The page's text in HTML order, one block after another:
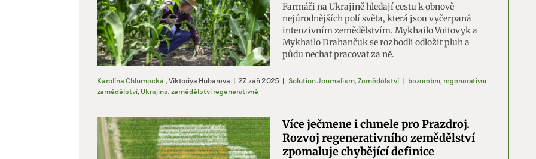
Farmáři na Ukrajině hledají cestu k obnově
nejúrodnějších polí světa, která jsou vyčerpaná
intenzivním zemědělstvím. Mykhailo Voitovyk a
Mykhailo Drahančuk se rozhodli odložit pluh a
půdu nechat pracovat za ně.
Karolína Chlumecká Viktoriya Hubareva | 27. září 2025 | Solution Journalism, Zemědělství | bezorební, regenerativní
zemědělství, Ukrajina zemědělství regenerativně
Více ječmene i chmele pro Prazdroj.
Rozvoj regenerativního zemědělství
zpomaluje chybějící definice